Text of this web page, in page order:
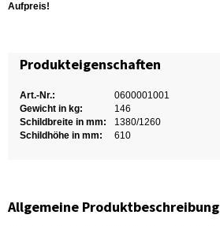
Aufpreis!
Produkteigenschaften
Art.-Nr.:
0600001001
Gewicht in kg:
146
Schildbreite in mm:
1380/1260
Schildhöhe in mm:
610
Allgemeine Produktbeschreibung